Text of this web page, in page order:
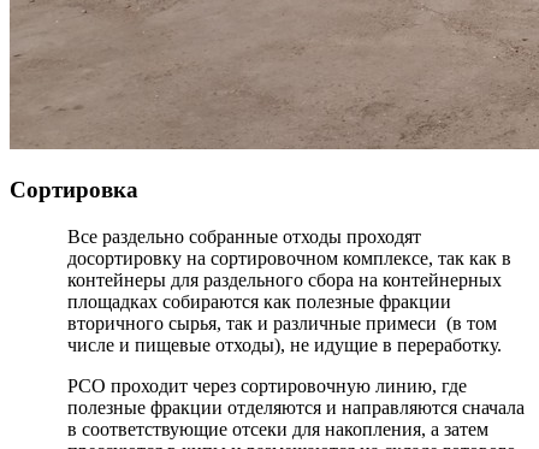
Сортировка
Все раздельно собранные отходы проходят
досортировку на сортировочном комплексе, так как в
контейнеры для раздельного сбора на контейнерных
площадках собираются как полезные фракции
вторичного сырья, так и различные примеси (в том
числе и пищевые отходы), не идущие в переработку.
РСО проходит через сортировочную линию, где
полезные фракции отделяются и направляются сначала
в соответствующие отсеки для накопления, а затем